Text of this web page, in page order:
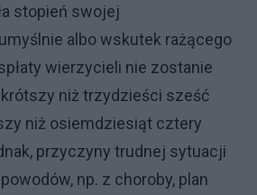
stopień swojej
albo wskutek rażącego
wierzycieli nie zostanie
niż trzydzieści sześć
niż osiemdziesiąt cztery
przyczyny trudnej sytuacji
np. z choroby, plan